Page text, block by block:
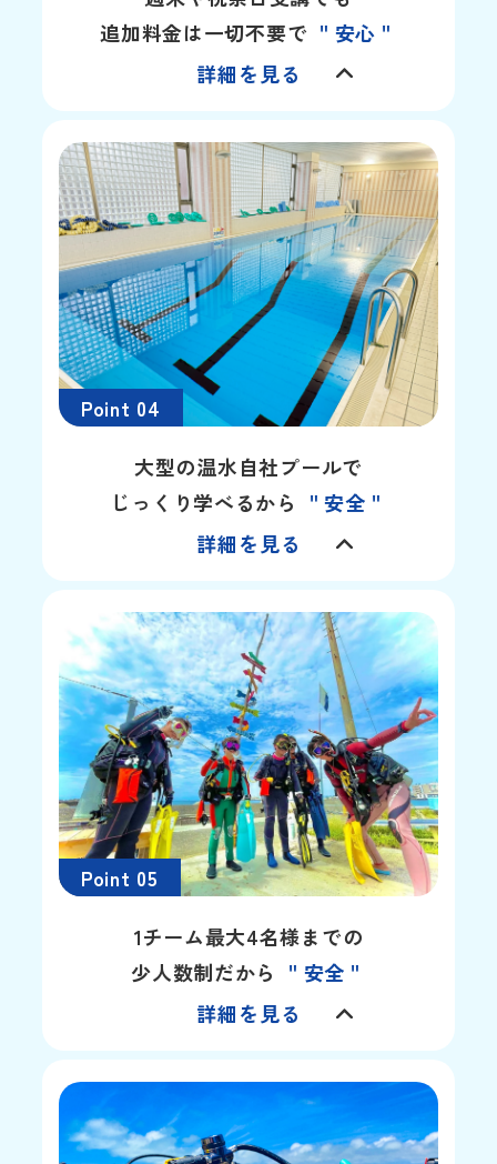
追加料金は一切不要で ＂安心＂
詳細を見る
Point 04
大型の温水自社プールで
じっくり学べるから
＂安全＂
詳細を見る
Point 05
1チーム最大4名様までの
少人数制だから
＂安全＂
詳細を見る